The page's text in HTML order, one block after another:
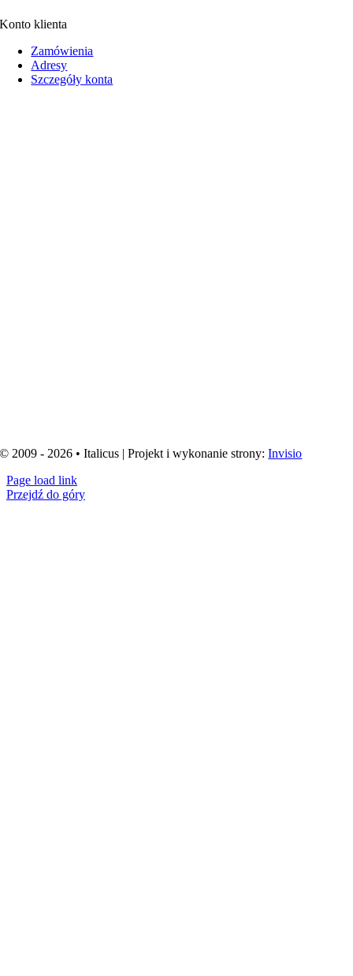
Konto klienta
Zamówienia
Adresy
Szczegóły konta
© 2009 - 2026 • Italicus | Projekt i wykonanie strony:Invisio
Page load link
Przejdź do góry